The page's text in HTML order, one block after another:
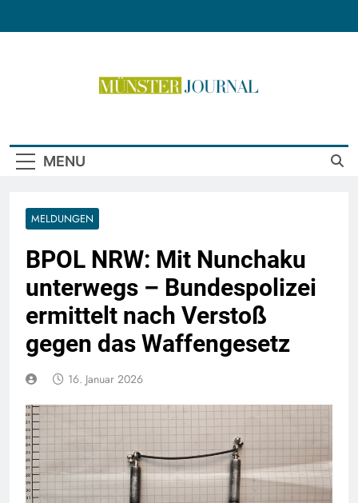
MENU
MELDUNGEN
BPOL NRW: Mit Nunchaku
unterwegs – Bundespolizei
ermittelt nach Verstoß
gegen das Waffengesetz
16. Januar 2026